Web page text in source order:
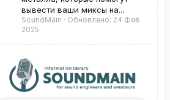
вывести ваши миксы на...
SoundMain Обновлено: 24 Фев
2025